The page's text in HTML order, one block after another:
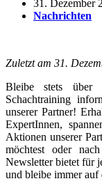
31. Dezember
Nachrichten
Zuletzt am 31.
Bleibe stets über
Schachtraining
unserer Partner!
ExpertInnen,
Aktionen unserer
möchtest oder
Newsletter bietet für
und bleibe immer auf